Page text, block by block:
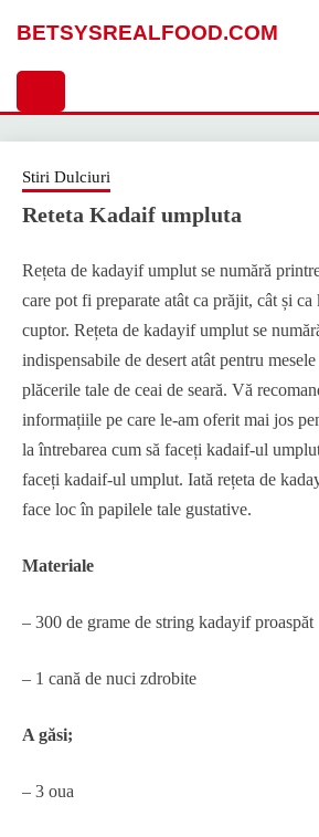
BETSYSREALFOOD.COM
Stiri Dulciuri
Reteta Kadaif umpluta
Rețeta de kadayif umplut se numără
care pot fi preparate atât ca prăjit, cât și
cuptor. Rețeta de kadayif umplut se
indispensabile de desert atât pentru
plăcerile tale de ceai de seară. Vă
informațiile pe care le-am oferit mai jos
la întrebarea cum să faceți kadaif-ul
faceți kadaif-ul umplut. Iată rețeta de
face loc în papilele tale gustative.
Materiale
– 300 de grame de string kadayif proaspăt
– 1 cană de nuci zdrobite
A găsi;
– 3 oua